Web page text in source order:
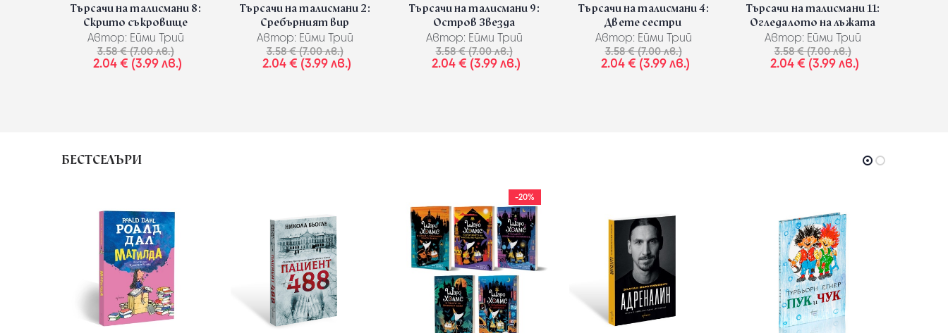
Търсачи на талисмани 8:
Скрито съкровище
Автор: Ейми Трий
3.58 € (7.00 лв.)
2.04 € (3.99 лв.)
Търсачи на талисмани 2:
Сребърният вир
Автор: Ейми Трий
3.58 € (7.00 лв.)
2.04 € (3.99 лв.)
Търсачи на талисмани 9:
Остров Звезда
Автор: Ейми Трий
3.58 € (7.00 лв.)
2.04 € (3.99 лв.)
Търсачи на талисмани 4:
Двете сестри
Автор: Ейми Трий
3.58 € (7.00 лв.)
2.04 € (3.99 лв.)
Търсачи на талисмани 11:
Огледалото на лъжата
Автор: Ейми Трий
3.58 € (7.00 лв.)
2.04 € (3.99 лв.)
БЕСТСЕЛЪРИ
-20%